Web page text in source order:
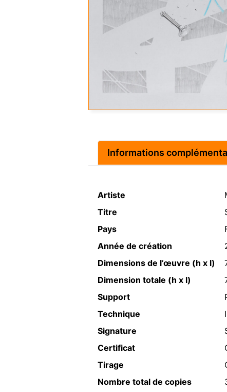
Informations
Artiste
Titre
Pays
Année de création
Dimensions de l’œuvre (h x l)
Dimension totale (h x l)
Support
Technique
Signature
Certificat
Tirage
Nombre total de copies